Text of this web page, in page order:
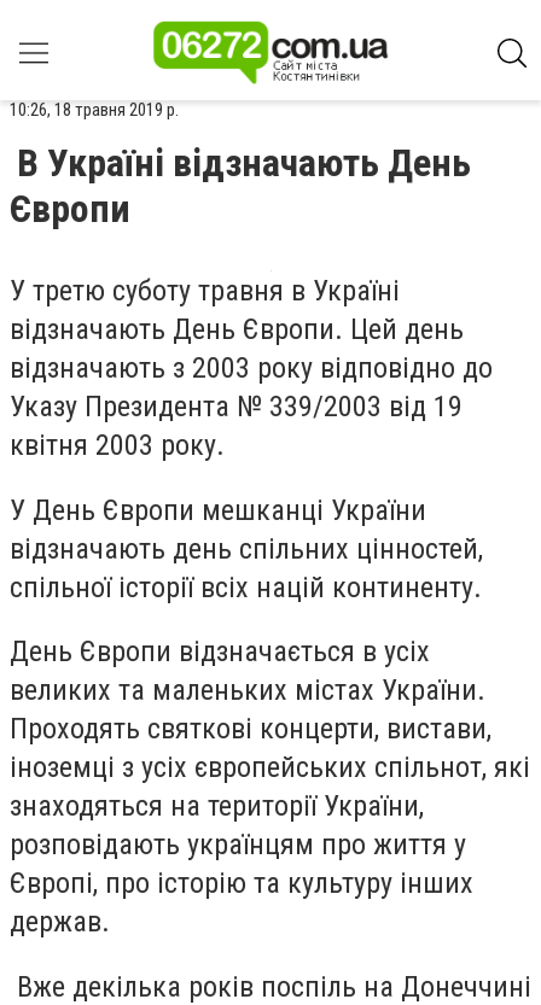
10:26, 18 травня 2019 р.
В Україні відзначають День
Європи
У третю суботу травня в Україні
відзначають День Європи. Цей день
відзначають з 2003 року відповідно до
Указу Президента № 339/2003 від 19
квітня 2003 року.
У День Європи мешканці України
відзначають день спільних цінностей,
спільної історії всіх націй континенту.
День Європи відзначається в усіх
великих та маленьких містах України.
Проходять святкові концерти, вистави,
іноземці з усіх європейських спільнот, які
знаходяться на території України,
розповідають українцям про життя у
Європі, про історію та культуру інших
держав.
Вже декілька років поспіль на Донеччині